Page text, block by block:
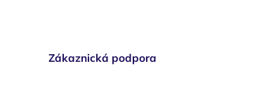
Zákaznická podpora